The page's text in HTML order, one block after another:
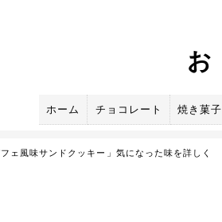
お
ホーム チョコレート 焼き菓子
ェ風味サンドクッキー」気になった味を詳しく